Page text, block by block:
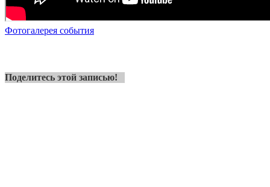
Фотогалерея события
Поделитесь этой записью!